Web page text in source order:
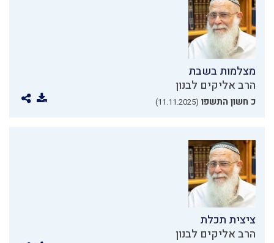
מצלמות בשבת
הרב אליקים לבנון
כ חשון התשפו (11.11.2025)
ציצית תכלת
הרב אליקים לבנון